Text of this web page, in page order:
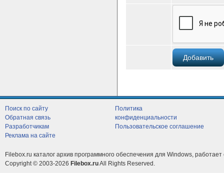
Поиск по сайту
Обратная связь
Разработчикам
Реклама на сайте
Политика
конфиденциальности
Пользовательское соглашение
Filebox.ru каталог архив программного обеспечения для Windows, работает
Copyright © 2003-2026 Filebox.ruAll Rights Reserved.